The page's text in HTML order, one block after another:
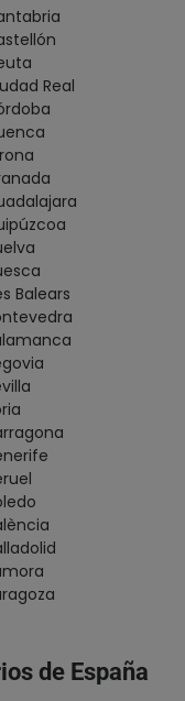
Real
Balears
de España